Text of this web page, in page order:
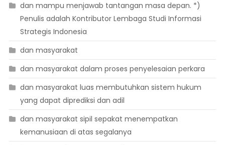
dan mampu menjawab tantangan masa depan. *)
Penulis adalah Kontributor Lembaga Studi Informasi
Strategis Indonesia
dan masyarakat
dan masyarakat dalam proses penyelesaian perkara
dan masyarakat luas membutuhkan sistem hukum
yang dapat diprediksi dan adil
dan masyarakat sipil sepakat menempatkan
kemanusiaan di atas segalanya